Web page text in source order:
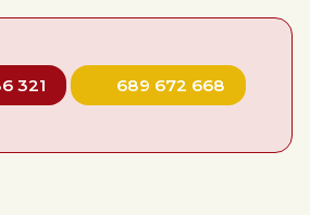
321 689 672 668